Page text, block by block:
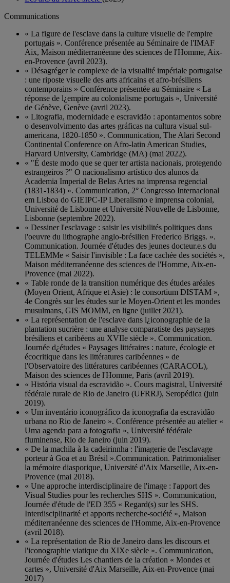
Communications
« La figure de l'esclave dans la culture visuelle de l'empire
portugais ». Conférence présentée au Séminaire de l'IMAF
Aix, Maison méditerranéenne des sciences de l'Homme, Aix-
en-Provence (avril 2023).
« Désagréger le complexe de la visualité impériale portugaise
: une riposte visuelle des arts africains et afro-brésiliens
contemporains » Conférence présentée au Séminaire « La
réponse de l¿empire au colonialisme portugais », Université
de Génève, Genève (avril 2023).
« Litografia, modernidade e escravidão : apontamentos sobre
o desenvolvimento das artes gráficas na cultura visual sul-
americana, 1820-1850 ». Communication, The Alari Second
Continental Conference on Afro-latin American Studies,
Harvard University, Cambridge (MA) (mai 2022).
« "É deste modo que se quer ter artista nacionais, protegendo
estrangeiros ?" O nacionalismo artístico dos alunos da
Academia Imperial de Belas Artes na imprensa regencial
(1831-1834) ». Communication, 2° Congresso Internacional
em Lisboa do GIEIPC-IP Liberalismo e imprensa colonial,
Université de Lisbonne et Université Nouvelle de Lisbonne,
Lisbonne (septembre 2022).
« Dessiner l'esclavage : saisir les visibilités politiques dans
l'oeuvre du lithographe anglo-brésilien Frederico Briggs. ».
Communication. Journée d'études des jeunes docteur.e.s du
TELEMMe « Saisir l'invisible : La face cachée des sociétés »,
Maison méditerranéenne des sciences de l'Homme, Aix-en-
Provence (mai 2022).
« Table ronde de la transition numérique des études aréales
(Moyen Orient, Afrique et Asie) : le consortium DISTAM »,
4e Congrès sur les études sur le Moyen-Orient et les mondes
musulmans, GIS MOMM, en ligne (juillet 2021).
« La représentation de l'esclave dans l¿iconographie de la
plantation sucrière : une analyse comparatiste des paysages
brésiliens et caribéens au XVIIe siècle ». Communication.
Journée d¿études « Paysages littéraires : nature, écologie et
écocritique dans les littératures caribéennes » de
l'Observatoire des littératures caribéennes (CARACOL),
Maison des sciences de l'Homme, Paris (avril 2019).
« História visual da escravidão ». Cours magistral, Université
fédérale rurale de Rio de Janeiro (UFRRJ), Seropédica (juin
2019).
« Um inventário iconográfico da iconografia da escravidão
urbana no Rio de Janeiro ». Conférence présentée au atelier «
Uma agenda para a fotografia », Université fédérale
fluminense, Rio de Janeiro (juin 2019).
« De la machila à la cadeirinnha : l'imagerie de l'esclavage
porteur à Goa et au Brésil ».Communication. Patrimonialiser
la mémoire diasporique, Université d'Aix Marseille, Aix-en-
Provence (mai 2018).
« Une approche interdisciplinaire de l'image : l'apport des
Visual Studies pour les recherches SHS ». Communication,
Journée d'étude de l'ED 355 « Regard(s) sur les SHS.
Interdisciplinarité et apports recherche-société », Maison
méditerranéenne des sciences de l'Homme, Aix-en-Provence
(avril 2018).
« La représentation de Rio de Janeiro dans les discours et
l'iconographie viatique du XIXe siècle ». Communication,
Journée d'études Les chantiers de la création « Mondes et
cartes », Université d'Aix Marseille, Aix-en-Provence (mai
2017)